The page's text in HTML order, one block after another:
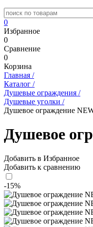
0
Избранное
0
Сравнение
0
Корзина
Главная /
Каталог /
Душевые ограждения /
Душевые уголки /
Душевое ограждение
Душевое
Добавить в Избранное
Добавить к сравнению
-15%